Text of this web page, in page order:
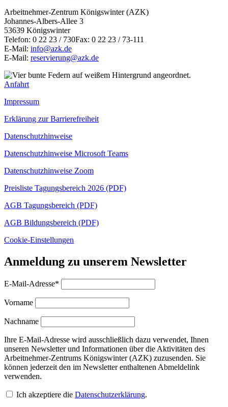
Arbeitnehmer-Zentrum Königswinter (AZK)
Johannes-Albers-Allee 3
53639 Königswinter
Telefon: 0 22 23 / 730Fax: 0 22 23 / 73-111
E-Mail: info@azk.de
E-Mail: reservierung@azk.de
Anfahrt
Impressum
Erklärung zur Barrierefreiheit
Datenschutzhinweise
Datenschutzhinweise Microsoft Teams
Datenschutzhinweise Zoom
Preisliste Tagungsbereich 2026 (PDF)
AGB Tagungsbereich (PDF)
AGB Bildungsbereich (PDF)
Cookie-Einstellungen
Anmeldung zu unserem Newsletter
E-Mail-Adresse*
Vorname
Nachname
Ihre E-Mail-Adresse wird ausschließlich dazu verwendet, Ihnen
unseren Newsletter und Informationen über die Aktivitäten des
Arbeitnehmer-Zentrums Königswinter (AZK) zuzusenden. Sie
können jederzeit den im Newsletter enthaltenen Abmeldelink
verwenden.
Ich akzeptiere die Datenschutzerklärung.